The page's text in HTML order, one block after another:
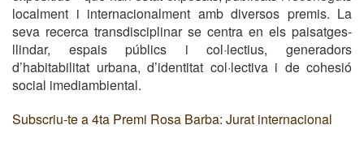
localment i internacionalment amb diversos premis. La
seva recerca transdisciplinar se centra en els paisatges-
llindar, espais públics i col·lectius, generadors
d’habitabilitat urbana, d’identitat col·lectiva i de cohesió
social imediambiental.
Subscriu-te a 4ta Premi Rosa Barba: Jurat internacional